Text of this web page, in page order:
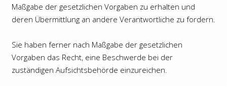
Maßgabe der gesetzlichen Vorgaben zu erhalten und
deren Übermittlung an andere Verantwortliche zu fordern.
Sie haben ferner nach Maßgabe der gesetzlichen
Vorgaben das Recht, eine Beschwerde bei der
zuständigen Aufsichtsbehörde einzureichen.